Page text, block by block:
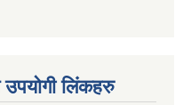
लिंकहरु